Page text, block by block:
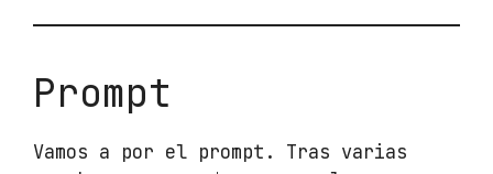
Prompt
Vamos a por el prompt. Tras varias